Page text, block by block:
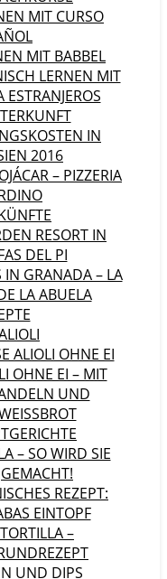
MIT CURSO
MIT BABBEL
LERNEN MIT
IN
2016
– PIZZERIA
RESORT IN
DEL PI
IN GRANADA – LA
LA ABUELA
ALIOLI OHNE EI
OHNE EI – MIT
UND
– SO WIRD SIE
GEMACHT!
REZEPT:
EINTOPF
TORTILLA –
UND DIPS